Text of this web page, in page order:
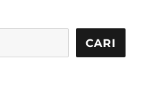
CARI